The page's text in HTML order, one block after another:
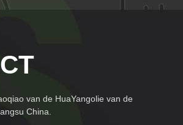
van de HuaYangolie van de
China.